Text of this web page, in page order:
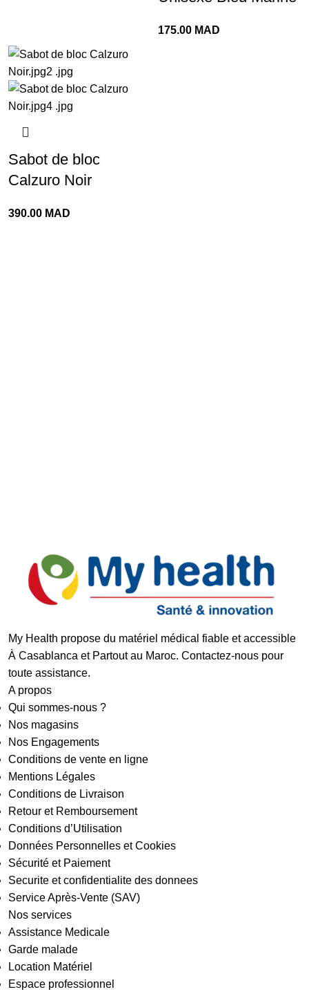
175.00 MAD
Sabot de bloc
Calzuro Noir
390.00 MAD
My Health propose du matériel médical fiable et accessible
À Casablanca et Partout au Maroc. Contactez-nous pour
toute assistance.
A propos
Qui sommes-nous ?
Nos magasins
Nos Engagements
Conditions de vente en ligne
Mentions Légales
Conditions de Livraison
Retour et Remboursement
Conditions d’Utilisation
Données Personnelles et Cookies
Sécurité et Paiement
Securite et confidentialite des donnees
Service Après-Vente (SAV)
Nos services
Assistance Medicale
Garde malade
Location Matériel
Espace professionnel